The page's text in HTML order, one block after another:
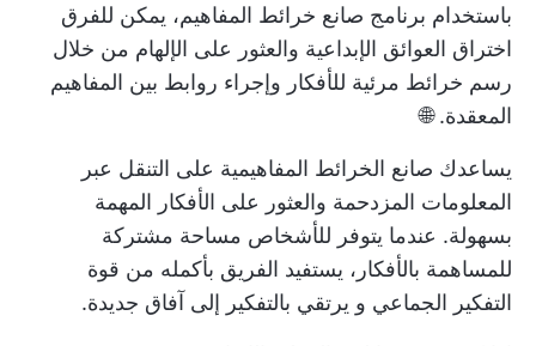
باستخدام برنامج صانع خرائط المفاهيم، يمكن للفرق
اختراق العوائق الإبداعية والعثور على الإلهام من خلال
رسم خرائط مرئية للأفكار وإجراء روابط بين المفاهيم
المعقدة. 🌐
يساعدك صانع الخرائط المفاهيمية على التنقل عبر
المعلومات المزدحمة والعثور على الأفكار المهمة
بسهولة. عندما يتوفر للأشخاص مساحة مشتركة
للمساهمة بالأفكار، يستفيد الفريق بأكمله من قوة
التفكير الجماعي و يرتقي بالتفكير إلى آفاق جديدة.